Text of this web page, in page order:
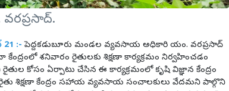
:- పెద్దకడుబూరు మండల వ్యవసాయ అధికారి యం. వరప్రసాద్
శనివారం రైతులకు శిక్షణా కార్యక్రమం నిర్వహించడం
కోసం ఏర్పాటు చేసిన ఈ కార్యక్రమంలో కృషి విజ్ఞాన కేంద్రం
రైతు శిక్షణా కేంద్రం సహాయ వ్యవసాయ సంచాలకులు వేదమని పాల్గొని